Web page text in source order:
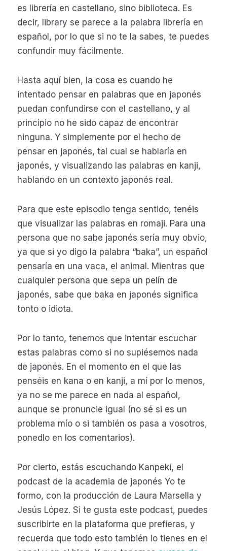
es librería en castellano, sino biblioteca. Es
decir, library se parece a la palabra librería en
español, por lo que si no te la sabes, te puedes
confundir muy fácilmente.
Hasta aquí bien, la cosa es cuando he
intentado pensar en palabras que en japonés
puedan confundirse con el castellano, y al
principio no he sido capaz de encontrar
ninguna. Y simplemente por el hecho de
pensar en japonés, tal cual se hablaría en
japonés, y visualizando las palabras en kanji,
hablando en un contexto japonés real.
Para que este episodio tenga sentido, tenéis
que visualizar las palabras en romaji. Para una
persona que no sabe japonés sería muy obvio,
ya que si yo digo la palabra “baka”, un español
pensaría en una vaca, el animal. Mientras que
cualquier persona que sepa un pelín de
japonés, sabe que baka en japonés significa
tonto o idiota.
Por lo tanto, tenemos que intentar escuchar
estas palabras como si no supiésemos nada
de japonés. En el momento en el que las
penséis en kana o en kanji, a mí por lo menos,
ya no se me parece en nada al español,
aunque se pronuncie igual (no sé si es un
problema mío o si también os pasa a vosotros,
ponedlo en los comentarios).
Por cierto, estás escuchando Kanpeki, el
podcast de la academia de japonés Yo te
formo, con la producción de Laura Marsella y
Jesús López. Si te gusta este podcast, puedes
suscribirte en la plataforma que prefieras, y
recuerda que todo esto también lo tienes en el